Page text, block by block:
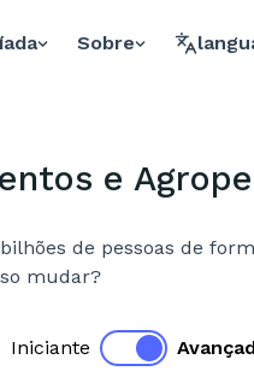
Sobre
e
de pessoas de
mudar?
Iniciante